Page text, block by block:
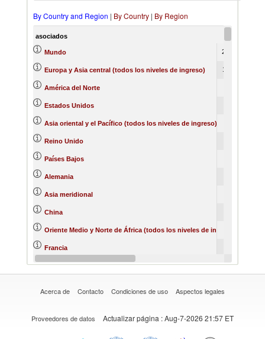
By Country and Region | By Country | By Region
asociados
Mundo 20343661
Europa y Asia central (todos los niveles de ingreso) 11098656
América del Norte
Estados Unidos
Asia oriental y el Pacífico (todos los niveles de ingreso)
Reino Unido
Países Bajos
Alemania
Asia meridional
China
Oriente Medio y Norte de África (todos los niveles de ingreso)
Francia
España 703749
Acerca de Contacto Condiciones de uso Aspectos legales
Proveedores de datos Actualizar página : Aug-7-2026 21:57 ET